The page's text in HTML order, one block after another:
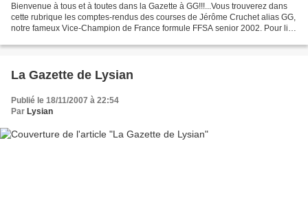
Bienvenue à tous et à toutes dans la Gazette à GG!!!...Vous trouverez dans
cette rubrique les comptes-rendus des courses de Jérôme Cruchet alias GG,
notre fameux Vice-Champion de France formule FFSA senior 2002. Pour lire
La Gazette de Lysian
Publié le 18/11/2007 à 22:54
Par Lysian